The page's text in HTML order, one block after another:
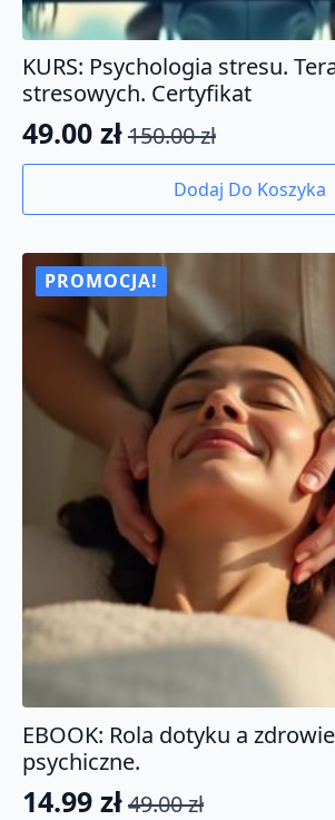
KURS: Psychologia stresu.
stresowych. Certyfikat
150.00zł
Pierwotna
wynosiła:
150.00 zł.
49.00 zł
Aktualna
wynosi:
49.00 zł.
Dodaj Do Koszyka
PROMOCJA!
EBOOK: Rola dotyku a
psychiczne.
49.00zł
14.99 zł